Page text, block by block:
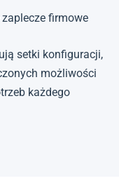
firmowe
setki konfiguracji,
możliwości
każdego